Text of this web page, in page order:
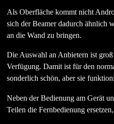
Als Oberfläche kommt nicht
sich der Beamer dadurch ähnlich
an die Wand zu bringen.
Die Auswahl an Anbietern ist
Verfügung. Damit ist für den
sonderlich schön, aber sie
Neben der Bedienung am Gerät
Teilen die Fernbedienung